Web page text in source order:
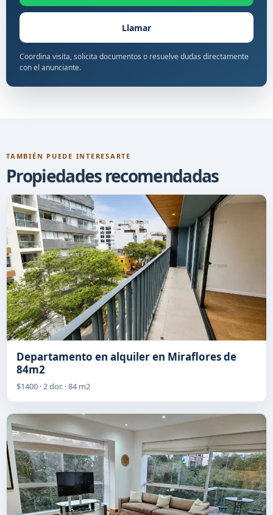
Llamar
Coordina visita, solicita documentos o resuelve dudas directamente
con el anunciante.
TAMBIÉN PUEDE INTERESARTE
Propiedades recomendadas
Departamento en alquiler en Miraflores de
84m2
$1400 · 2 dor. · 84 m2